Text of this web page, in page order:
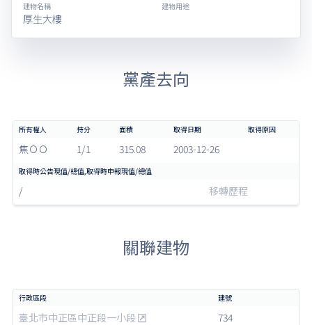
建物名稱
厚生大樓
建物用途
黨產去向
焦ＯＯ 1/1 315.08 2003-12-26
/ 移轉歷程
關聯建物
臺北市中正區中正段一小段 734